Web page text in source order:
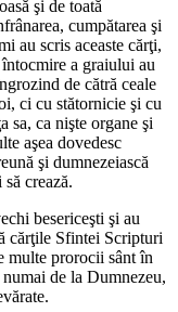
şi de toată
cumpătarea şi
au scris aceaste cărţi,
a graiului au
de cătră ceale
ci cu stătornicie şi cu
sa, ca nişte organe şi
aşea dovedesc
şi dumnezeiască
crează.
besericeşti şi au
cărţile Sfintei Scripturi
multe prorocii sânt în
de la Dumnezeu,